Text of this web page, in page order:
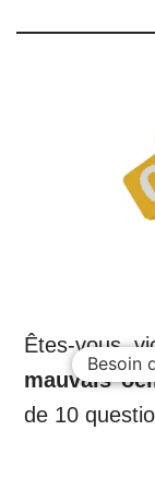
Êtes-vous
mauvais
de 10
Besoin